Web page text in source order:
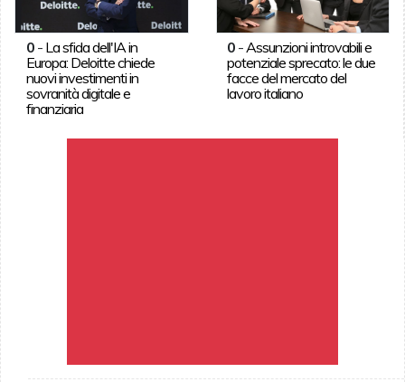
0- La sfida dell'IA in
Europa: Deloitte chiede
nuovi investimenti in
sovranità digitale e
finanziaria
0 - Assunzioni introvabili e
potenziale sprecato: le due
facce del mercato del
lavoro italiano